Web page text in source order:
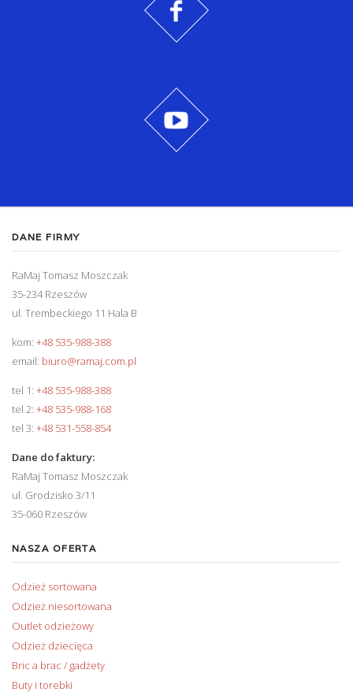
DANE FIRMY
RaMaj Tomasz Moszczak
35-234 Rzeszów
ul. Trembeckiego 11 Hala B
kom: +48 535-988-388
email: biuro@ramaj.com.pl
tel 1: +48 535-988-388
tel 2: +48 535-988-168
tel 3: +48 531-558-854
Dane do faktury:
RaMaj Tomasz Moszczak
ul. Grodzisko 3/11
35-060 Rzeszów
NASZA OFERTA
Odzież sortowana
Odzież niesortowana
Outlet odzieżowy
Odzież dziecięca
Bric a brac / gadżety
Buty i torebki